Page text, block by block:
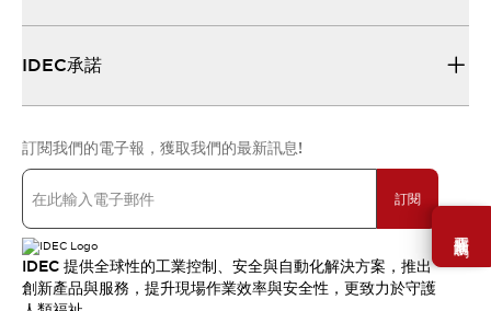
需要幫助嗎？
IDEC承諾
訂閱我們的電子報，獲取我們的最新訊息!
訂閱
IDEC 提供全球性的工業控制、安全與自動化解決方案，推出
創新產品與服務，提升現場作業效率與安全性，更致力於守護